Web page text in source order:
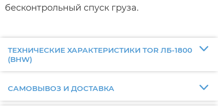
бесконтрольный спуск груза.
ТЕХНИЧЕСКИЕ ХАРАКТЕРИСТИКИ TOR ЛБ-1800
(BHW)
САМОВЫВОЗ И ДОСТАВКА